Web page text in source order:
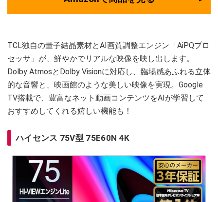
TCL独自の量子結晶素材とAI画質調整エンジン「AiPQプロ
セッサ」が、鮮やかでリアルな映像を映し出します。
Dolby AtmosとDolby Visionに対応し、臨場感あふれる立体
的な音響と、映画館のような美しい映像を実現。Google
TV搭載で、豊富なネット動画コンテンツをAIが学習して
おすすめしてくれる嬉しい機能も！
ハイセンス 75V型 75E60N 4K